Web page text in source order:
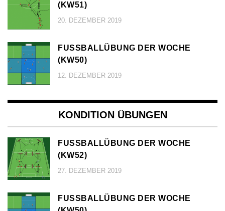
KW51)
20. DEZEMBER 2019
FUSSBALLÜBUNG DER WOCHE (
KW50)
12. DEZEMBER 2019
KONDITION ÜBUNGEN
FUSSBALLÜBUNG DER WOCHE (
KW52)
27. DEZEMBER 2019
FUSSBALLÜBUNG DER WOCHE (